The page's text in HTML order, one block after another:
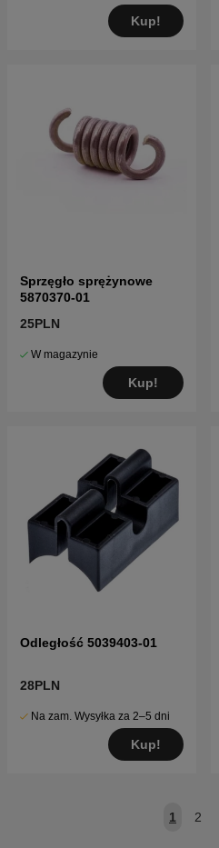
Kup!
Sprzęgło sprężynowe
5870370-01
25PLN
W magazynie
Kup!
Odległość 5039403-01
28PLN
Na zam. Wysyłka za 2–5 dni
Kup!
1 2